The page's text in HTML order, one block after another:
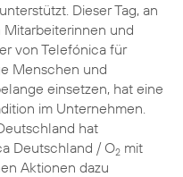
Dieser Tag, an
Mitarbeiterinnen und
von Telefónica für
Menschen und
einsetzen, hat eine
im Unternehmen.
hat
Deutschland / O2mit
Aktionen dazu